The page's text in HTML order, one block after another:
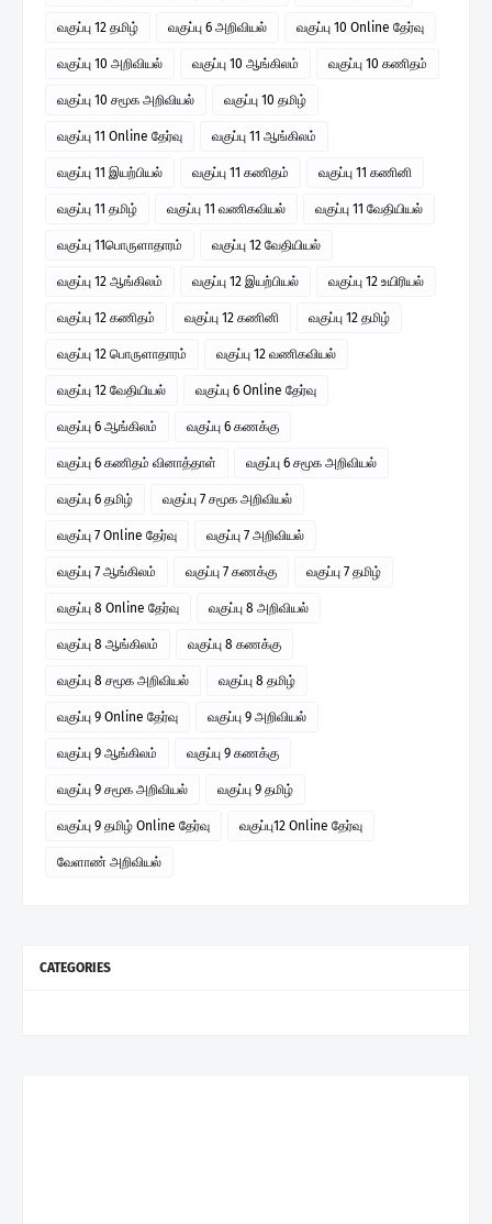
வகுப்பு 12 தமிழ் வகுப்பு 6 அறிவியல் வகுப்பு 10 Online தேர்வு
வகுப்பு 10 அறிவியல் வகுப்பு 10 ஆங்கிலம் வகுப்பு 10 கணிதம்
வகுப்பு 10 சமூக அறிவியல் வகுப்பு 10 தமிழ்
வகுப்பு 11 Online தேர்வு வகுப்பு 11 ஆங்கிலம்
வகுப்பு 11 இயற்பியல் வகுப்பு 11 கணிதம் வகுப்பு 11 கணினி
வகுப்பு 11 தமிழ் வகுப்பு 11 வணிகவியல் வகுப்பு 11 வேதியியல்
வகுப்பு 11பொருளாதாரம் வகுப்பு 12 வேதியியல்
வகுப்பு 12 ஆங்கிலம் வகுப்பு 12 இயற்பியல் வகுப்பு 12 உயிரியல்
வகுப்பு 12 கணிதம் வகுப்பு 12 கணினி வகுப்பு 12 தமிழ்
வகுப்பு 12 பொருளாதாரம் வகுப்பு 12 வணிகவியல்
வகுப்பு 12 வேதியியல் வகுப்பு 6 Online தேர்வு
வகுப்பு 6 ஆங்கிலம் வகுப்பு 6 கணக்கு
வகுப்பு 6 கணிதம் வினாத்தாள் வகுப்பு 6 சமூக அறிவியல்
வகுப்பு 6 தமிழ் வகுப்பு 7 சமூக அறிவியல்
வகுப்பு 7 Online தேர்வு வகுப்பு 7 அறிவியல்
வகுப்பு 7 ஆங்கிலம் வகுப்பு 7 கணக்கு வகுப்பு 7 தமிழ்
வகுப்பு 8 Online தேர்வு வகுப்பு 8 அறிவியல்
வகுப்பு 8 ஆங்கிலம் வகுப்பு 8 கணக்கு
வகுப்பு 8 சமூக அறிவியல் வகுப்பு 8 தமிழ்
வகுப்பு 9 Online தேர்வு வகுப்பு 9 அறிவியல்
வகுப்பு 9 ஆங்கிலம் வகுப்பு 9 கணக்கு
வகுப்பு 9 சமூக அறிவியல் வகுப்பு 9 தமிழ்
வகுப்பு 9 தமிழ் Online தேர்வு வகுப்பு12 Online தேர்வு
வேளாண் அறிவியல்
CATEGORIES